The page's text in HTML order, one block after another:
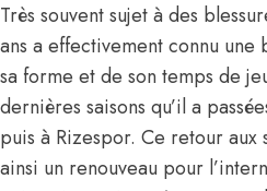
Très souvent sujet à des
ans a effectivement connu une
sa forme et de son temps de
dernières saisons qu’il a
puis à Rizespor. Ce retour aux
ainsi un renouveau pour